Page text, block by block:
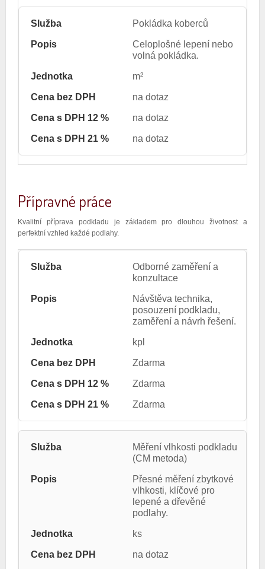
Pokládka koberců
Celoplošné lepení nebo
volná pokládka.
m²
na dotaz
na dotaz
na dotaz
Přípravné práce
Kvalitní příprava podkladu je základem pro dlouhou životnost a
perfektní vzhled každé podlahy.
Odborné zaměření a
konzultace
Návštěva technika,
posouzení podkladu,
zaměření a návrh řešení.
kpl
Zdarma
Zdarma
Zdarma
Měření vlhkosti podkladu
(CM metoda)
Přesné měření zbytkové
vlhkosti, klíčové pro
lepené a dřevěné
podlahy.
ks
na dotaz